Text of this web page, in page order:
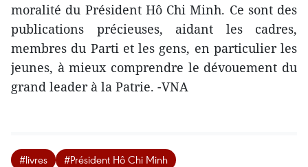
moralité du Président Hô Chi Minh. Ce sont des
publications précieuses, aidant les cadres,
membres du Parti et les gens, en particulier les
jeunes, à mieux comprendre le dévouement du
grand leader à la Patrie. -VNA
#livres #Président Hô Chi Minh